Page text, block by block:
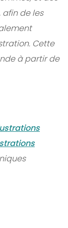
de les
Cette
à partir de